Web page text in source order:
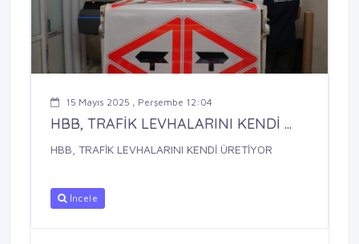
15 Mayıs 2025 , Perşembe 12:04
HBB, TRAFİK LEVHALARINI KENDİ ...
HBB, TRAFİK LEVHALARINI KENDİ ÜRETİYOR
İncele